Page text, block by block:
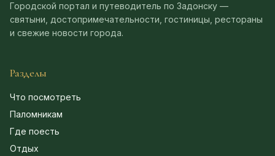
Городской портал и путеводитель по Задонску —
святыни, достопримечательности, гостиницы, рестораны
и свежие новости города.
Разделы
Что посмотреть
Паломникам
Где поесть
Отдых